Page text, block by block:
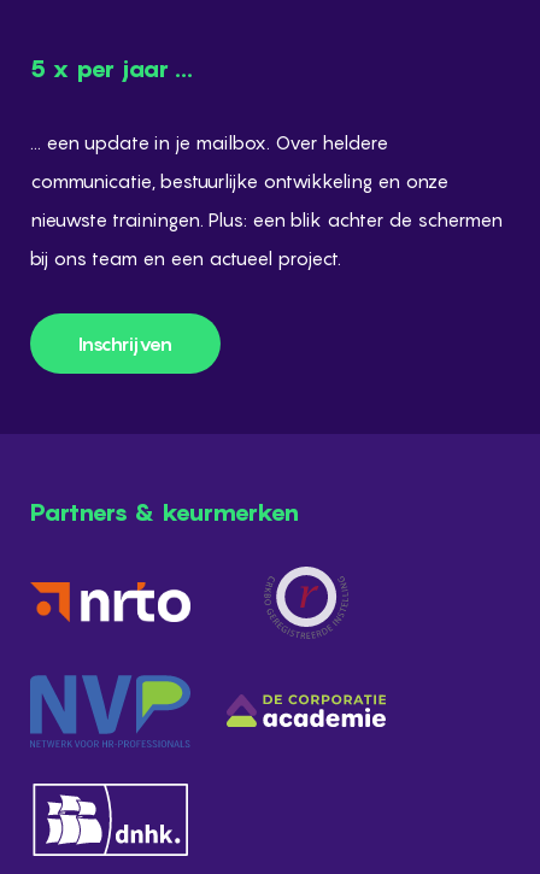
5 x per jaar ...
... een update in je mailbox. Over heldere
communicatie, bestuurlijke ontwikkeling en onze
nieuwste trainingen. Plus: een blik achter de schermen
bij ons team en een actueel project.
Inschrijven
Partners & keurmerken